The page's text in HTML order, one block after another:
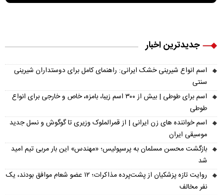
جدیدترین اخبار
اسم انواع شیرینی خشک ایرانی: راهنمای کامل برای دوستداران شیرینی
سنتی
اسم برای طوطی | بیش از ۳۰۰ اسم زیبا، بامزه، خاص و خارجی برای انواع
طوطی
اسم خواننده های زن ایرانی | از قمرالملوک وزیری تا گوگوش و نسل جدید
موسیقی ایران
بازگشت محسن مسلمان به پرسپولیس؛ «مهندس» این بار مربی تیم امید
شد
روایت تازه پزشکیان از پشت‌پرده مذاکرات؛ ۱۲ عضو شعام موافق بودند، یک
نفر مخالف